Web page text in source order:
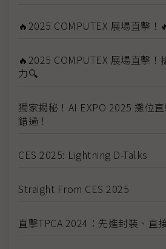
🔥2025 COMPUTEX 展場直擊！
🔥2025 COMPUTEX 展場直擊
力🔍
獨家揭秘！AI EXPO 2025 攤位
錯過！
CES 2025: Lightning D-Talks
Straight From CES 2025
直擊TPCA 2024：先進封裝、直